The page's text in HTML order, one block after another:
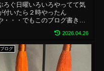
ろぐ日曜いろいろやってて気
付いたら２時やったん
・・・でもこのブログ書きき
丈夫だし・・・まだ30時とかだ
思えば余裕だし・・・まだ
曜だから・・・なのにこれか
ら出勤。おかしいやろ。結構バ
ッタバタで、朝撮影、...
2026.04.26
ブログ